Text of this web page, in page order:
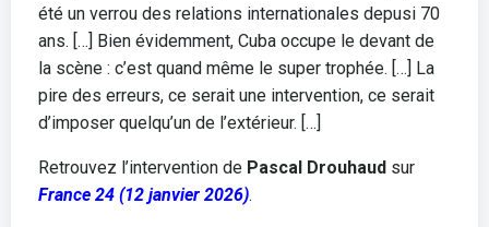
été un verrou des relations internationales depusi 70
ans. […] Bien évidemment, Cuba occupe le devant de
la scène : c’est quand même le super trophée. […] La
pire des erreurs, ce serait une intervention, ce serait
d’imposer quelqu’un de l’extérieur. […]
Retrouvez l’intervention de Pascal Drouhaud sur
France 24 (12 janvier 2026).